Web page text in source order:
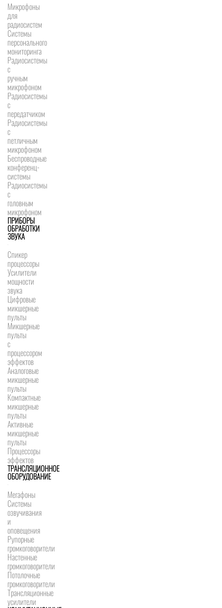
Микрофоны
для
радиосистем
Системы
персонального
мониторинга
Радиосистемы
c
ручным
микрофоном
Радиосистемы
с
передатчиком
Радиосистемы
с
петличным
микрофоном
Беспроводные
конференц-
системы
Радиосистемы
с
головным
микрофоном
ПРИБОРЫ
ОБРАБОТКИ
ЗВУКА
Спикер
процессоры
Усилители
мощности
звука
Цифровые
микшерные
пульты
Микшерные
пульты
с
процессором
эффектов
Аналоговые
микшерные
пульты
Компактные
микшерные
пульты
Активные
микшерные
пульты
Процессоры
эффектов
ТРАНСЛЯЦИОННОЕ
ОБОРУДОВАНИЕ
Мегафоны
Системы
озвучивания
и
оповещения
Рупорные
громкоговорители
Настенные
громкоговорители
Потолочные
громкоговорители
Трансляционные
усилители